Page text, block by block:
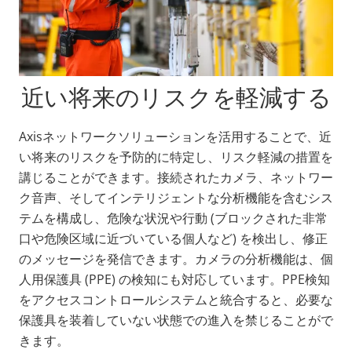
近い将来のリスクを軽減する
Axisネットワークソリューションを活用することで、近
い将来のリスクを予防的に特定し、リスク軽減の措置を
講じることができます。接続されたカメラ、ネットワー
ク音声、そしてインテリジェントな分析機能を含むシス
テムを構成し、危険な状況や行動 (ブロックされた非常
口や危険区域に近づいている個人など) を検出し、修正
のメッセージを発信できます。カメラの分析機能は、個
人用保護具 (PPE) の検知にも対応しています。PPE検知
をアクセスコントロールシステムと統合すると、必要な
保護具を装着していない状態での進入を禁じることがで
きます。